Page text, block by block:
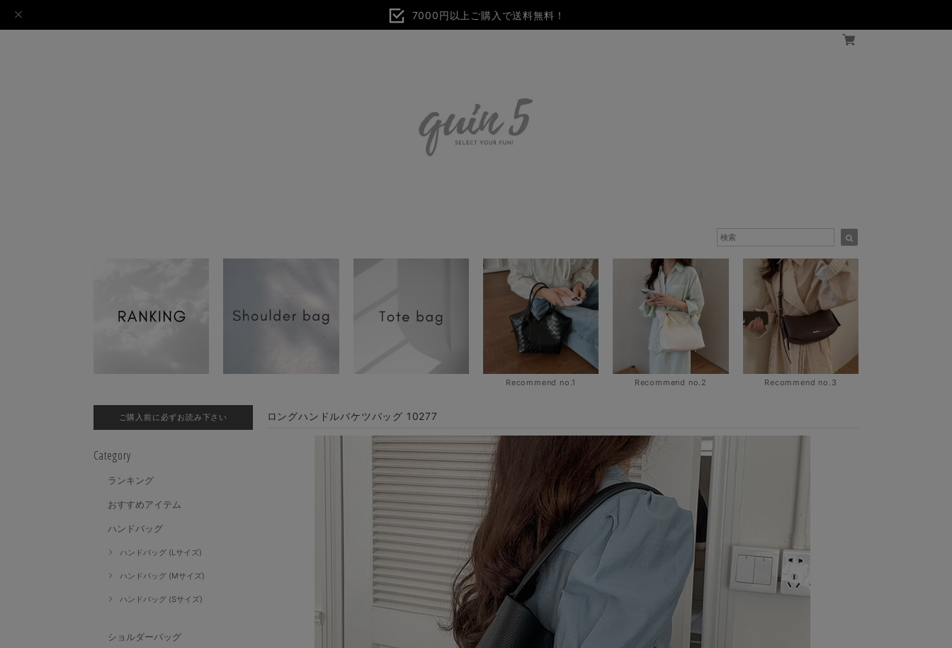
7000円以上ご購入で送料無料！
Recommend no.1 Recommend no.2 Recommend no.3
ご購入前に必ずお読み下さい
Category
ランキング
おすすめアイテム
ハンドバッグ
ハンドバッグ (Lサイズ)
ハンドバッグ (Mサイズ)
ハンドバッグ (Sサイズ)
ショルダーバッグ
ロングハンドルバケツバッグ 10277